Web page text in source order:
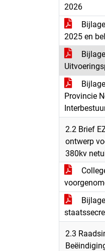
2026
2025 en
Provincie
2.2 Brief
ontwerp
380kv
2.3